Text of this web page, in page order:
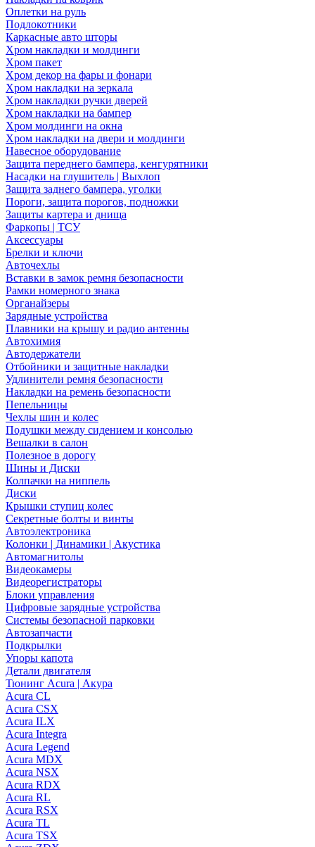
Оплетки на руль
Подлокотники
Каркасные авто шторы
Хром накладки и молдинги
Хром пакет
Хром декор на фары и фонари
Хром накладки на зеркала
Хром накладки ручки дверей
Хром накладки на бампер
Хром молдинги на окна
Хром накладки на двери и молдинги
Навесное оборудование
Защита переднего бампера, кенгурятники
Насадки на глушитель | Выхлоп
Защита заднего бампера, уголки
Пороги, защита порогов, подножки
Защиты картера и днища
Фаркопы | ТСУ
Аксессуары
Брелки и ключи
Авточехлы
Вставки в замок ремня безопасности
Рамки номерного знака
Органайзеры
Зарядные устройства
Плавники на крышу и радио антенны
Автохимия
Автодержатели
Отбойники и защитные накладки
Удлинители ремня безопасности
Накладки на ремень безопасности
Пепельницы
Чехлы шин и колес
Подушки между сидением и консолью
Вешалки в салон
Полезное в дорогу
Шины и Диски
Колпачки на ниппель
Диски
Крышки ступиц колес
Секретные болты и винты
Автоэлектроника
Колонки | Динамики | Акустика
Автомагнитолы
Видеокамеры
Видеорегистраторы
Блоки управления
Цифровые зарядные устройства
Системы безопасной парковки
Автозапчасти
Подкрылки
Упоры капота
Детали двигателя
Тюнинг Acura | Акура
Acura CL
Acura CSX
Acura ILX
Acura Integra
Acura Legend
Acura MDX
Acura NSX
Acura RDX
Acura RL
Acura RSX
Acura TL
Acura TSX